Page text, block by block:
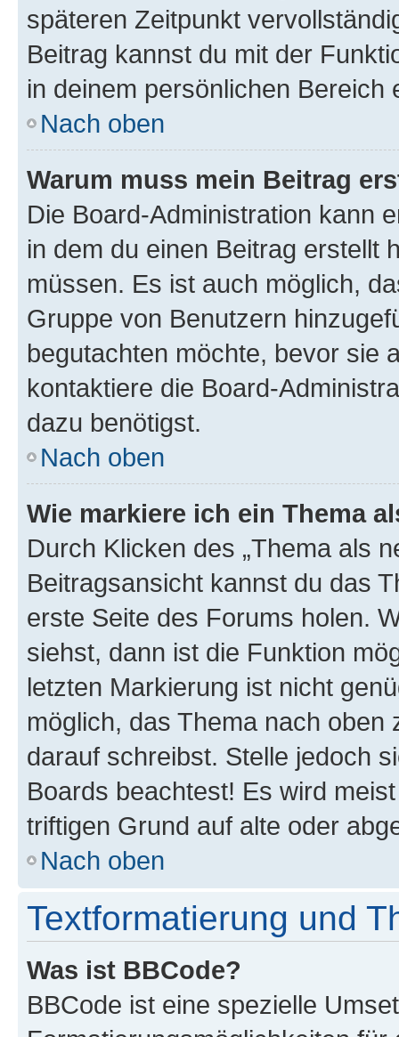
späteren Zeitpunkt
Beitrag kannst du mit der
in deinem persönlichen Bereich
Nach oben
Warum muss mein Beitrag
Die Board-Administration kann
in dem du einen Beitrag erstellt
müssen. Es ist auch möglich,
Gruppe von Benutzern
begutachten möchte, bevor sie
kontaktiere die Board-
dazu benötigst.
Nach oben
Wie markiere ich ein Thema
Durch Klicken des „Thema als
Beitragsansicht kannst du das
erste Seite des Forums holen.
siehst, dann ist die Funktion
letzten Markierung ist nicht
möglich, das Thema nach oben
darauf schreibst. Stelle jedoch
Boards beachtest! Es wird
triftigen Grund auf alte oder
Nach oben
Textformatierung und
Was ist BBCode?
BBCode ist eine spezielle